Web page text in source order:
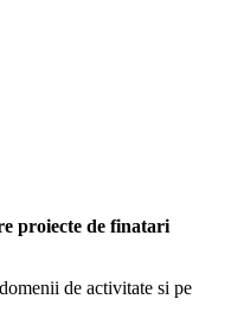
de finatari
de activitate si pe